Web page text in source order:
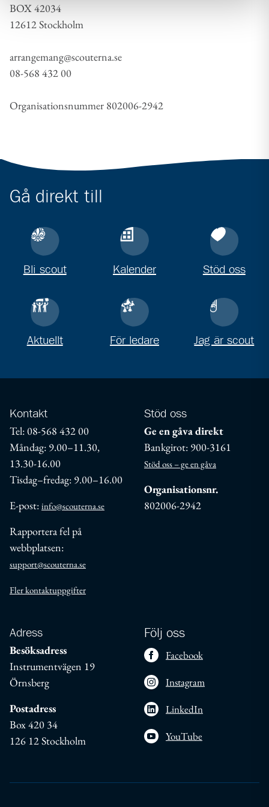
BOX 42034
12612 Stockholm
arrangemang@scouterna.se
08-568 432 00
Organisationsnummer 802006-2942
Gå direkt till
Bli scout Kalender Stöd oss
Aktuellt För ledare Jag är scout
Kontakt
Tel: 08-568 432 00
Måndag: 9.00–11.30,
13.30-16.00
Tisdag–fredag: 9.00–16.00
E-post: info@scouterna.se
Rapportera fel på
webbplatsen:
support@scouterna.se
Fler kontaktuppgifter
Stöd oss
Ge en gåva direkt
Bankgirot: 900-3161
Stöd oss – ge en gåva
Organisationsnr.
802006-2942
Adress
Besöksadress
Instrumentvägen 19
Örnsberg
Postadress
Box 420 34
126 12 Stockholm
Följ oss
Facebook
Instagram
LinkedIn
YouTube